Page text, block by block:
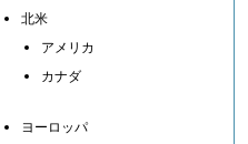
北米
アメリカ
カナダ
ヨーロッパ